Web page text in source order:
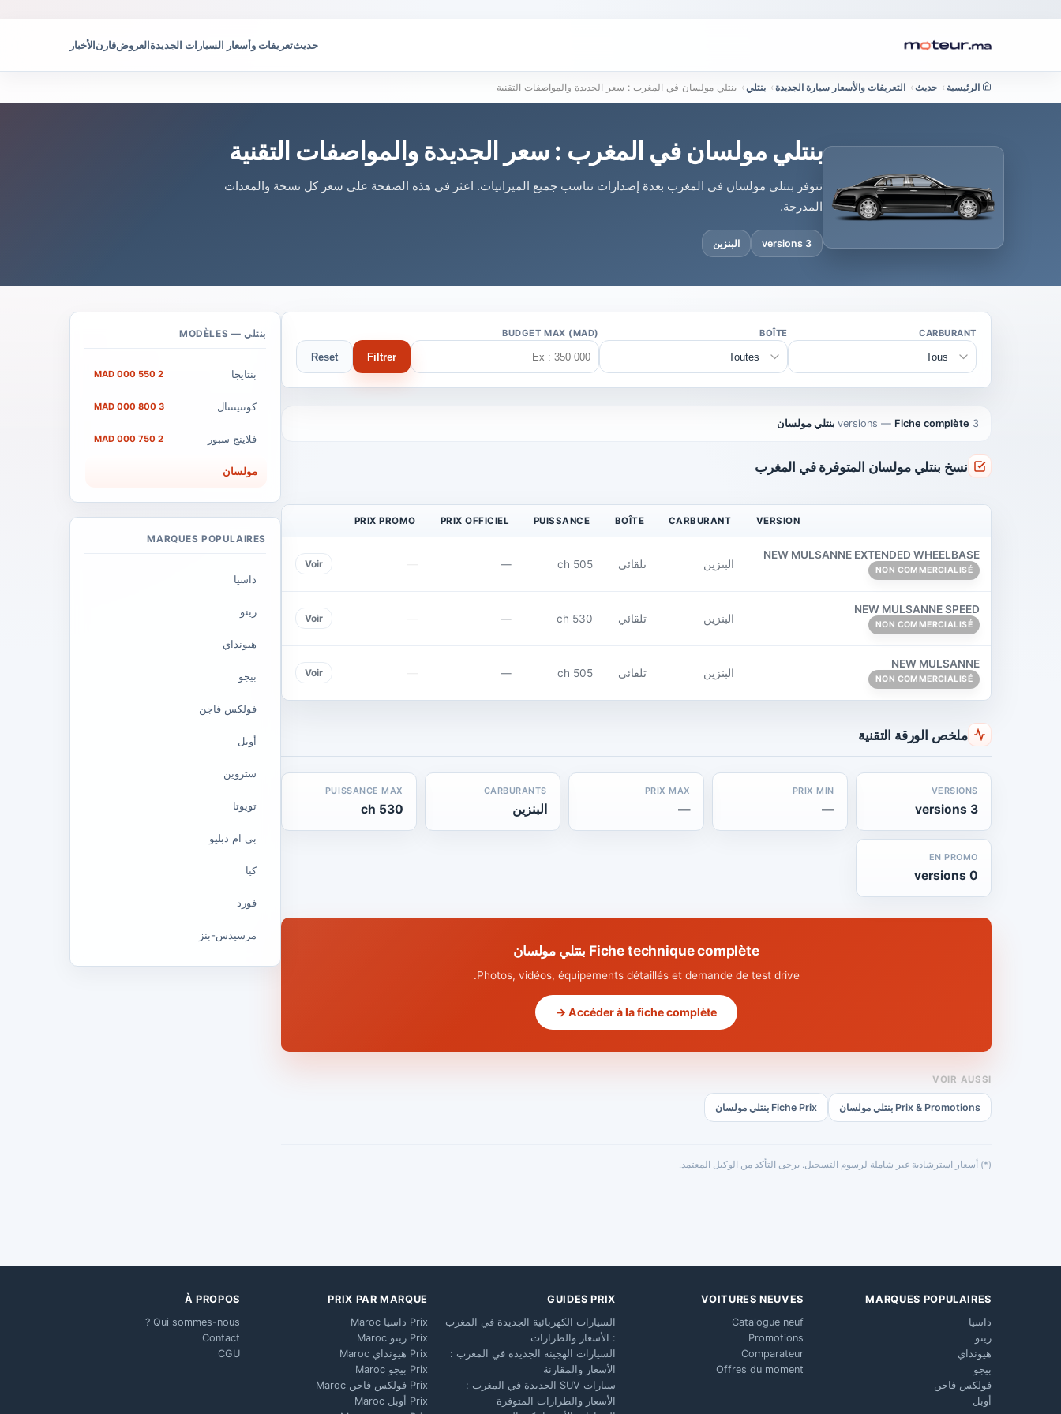
حديثتعريفات وأسعار السيارات الجديدةالعروضقارنالأخبار
الرئيسية › حديث › التعريفات والأسعار سيارة الجديدة › بنتلي › بنتلي مولسان في المغرب : سعر الجديدة والمواصفات التقنية
بنتلي مولسان في المغرب : سعر الجديدة والمواصفات التقنية
تتوفر بنتلي مولسان في المغرب بعدة إصدارات تناسب جميع الميزانيات. اعثر في هذه الصفحة على سعر كل نسخة والمعدات
المدرجة.
3 versions البنزين
CARBURANT
BOÎTE
BUDGET MAX (MAD)
Filtrer
Reset
3 versions
— Fiche complète بنتلي مولسان
نسخ بنتلي مولسان المتوفرة في المغرب
VERSION
CARBURANT
BOÎTE
PUISSANCE
PRIX OFFICIEL
PRIX PROMO
NEW MULSANNE EXTENDED WHEELBASE
NON COMMERCIALISÉ البنزين تلقائي 505 ch
—
Voir
NEW MULSANNE SPEED
NON COMMERCIALISÉ البنزين تلقائي 530 ch
—
Voir
NEW MULSANNE
NON COMMERCIALISÉ البنزين تلقائي 505 ch
—
Voir
ملخص الورقة التقنية
VERSIONS
3 versions
PRIX MIN
—
PRIX MAX
—
CARBURANTS
البنزين
PUISSANCE MAX
530 ch
EN PROMO
0 versions
Fiche technique complète بنتلي مولسان
Photos, vidéos, équipements détaillés et demande de test drive.
Accéder à la fiche complète →
VOIR AUSSI
Prix & Promotions بنتلي مولسان Fiche Prix بنتلي مولسان
(*) أسعار استرشادية غير شاملة لرسوم التسجيل. يرجى التأكد من الوكيل المعتمد.
بنتلي — MODÈLES
بنتايجا 2 550 000 MAD
كونتيننتال 3 800 000 MAD
فلاينج سبور 2 750 000 MAD
مولسان
MARQUES POPULAIRES
داسيا
رينو
هيونداي
بيجو
فولكس فاجن
أوبل
ستروين
تويوتا
بي ام دبليو
كيا
فورد
مرسيدس-بنز
MARQUES POPULAIRES
داسيا
رينو
هيونداي
بيجو
فولكس فاجن
أوبل
VOITURES NEUVES
Catalogue neuf
Promotions
Comparateur
Offres du moment
GUIDES PRIX
السيارات الكهربائية الجديدة في المغرب
: الأسعار والطرازات
السيارات الهجينة الجديدة في المغرب :
الأسعار والمقارنة
سيارات SUV الجديدة في المغرب :
الأسعار والطرازات المتوفرة
PRIX PAR MARQUE
Prix داسيا Maroc
Prix رينو Maroc
Prix هيونداي Maroc
Prix بيجو Maroc
Prix فولكس فاجن Maroc
Prix أوبل Maroc
À PROPOS
Qui sommes-nous ?
Contact
CGU